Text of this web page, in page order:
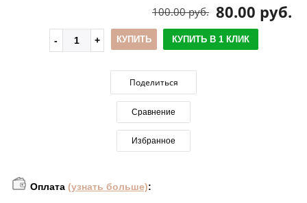
80.00 руб.
100.00 руб.
КУПИТЬ КУПИТЬ В 1 КЛИК
Поделиться
Сравнение
Избранное
Оплата (узнать больше):